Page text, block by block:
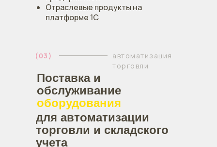
Отраслевые продукты на
платформе 1С
для автоматизации
торговли и складского
учета
Поставка и
обслуживание
оборудования
(03)
автоматизация
торговли